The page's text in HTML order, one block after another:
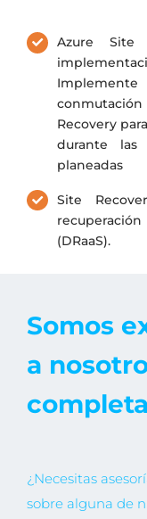
Azure Site
Recovery
durante las
planeadas
Site
(DRaaS).
Somos
a
¿Necesitas
sobre alguna de